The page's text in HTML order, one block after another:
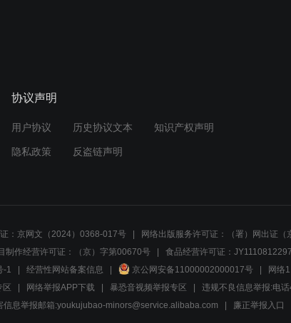
协议声明
用户协议 历史协议文本 知识产权声明
隐私政策 反盗链声明
：京网文（2024）0368-017号
网络出版服务许可证：（署）网出证（
制作经营许可证：（京）字第00670号
食品经营许可证：
-1 经营性网站备案信息 京公网安备11000002000017号
网络
区 网络举报APP下载 暴恐音视频举报专区
违规不良信息举报:电
信息举报邮箱:youkujubao-minors@service.alibaba.com 廉正举报入口